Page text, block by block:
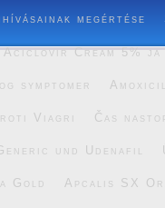
megértése
Aciclovir Cream 5% ja
symptomer
Viagri Čas
und Udenafil
Gold Apcalis SX